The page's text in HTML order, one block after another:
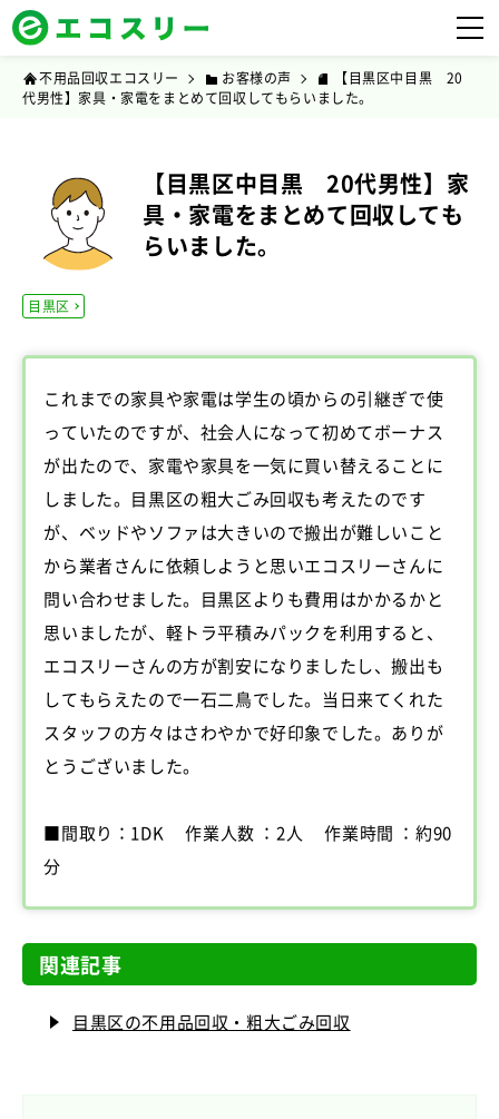
不用品回収エコスリー お客様の声
【目黒区中目黒 20
代男性】家具・家電をまとめて回収してもらいました。
【目黒区中目黒 20代男性】家
具・家電をまとめて回収しても
らいました。
目黒区
これまでの家具や家電は学生の頃からの引継ぎで使
っていたのですが、社会人になって初めてボーナス
が出たので、家電や家具を一気に買い替えることに
しました。目黒区の粗大ごみ回収も考えたのです
が、ベッドやソファは大きいので搬出が難しいこと
から業者さんに依頼しようと思いエコスリーさんに
問い合わせました。目黒区よりも費用はかかるかと
思いましたが、軽トラ平積みパックを利用すると、
エコスリーさんの方が割安になりましたし、搬出も
してもらえたので一石二鳥でした。当日来てくれた
スタッフの方々はさわやかで好印象でした。ありが
とうございました。
■間取り：1DK 作業人数 ：2人 作業時間 ：約90
分
関連記事
目黒区の不用品回収・粗大ごみ回収